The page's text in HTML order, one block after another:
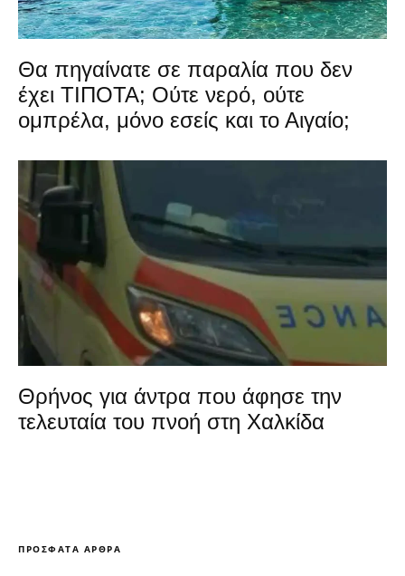
Θα πηγαίνατε σε παραλία που δεν
έχει ΤΙΠΟΤΑ; Ούτε νερό, ούτε
ομπρέλα, μόνο εσείς και το Αιγαίο;
Θρήνος για άντρα που άφησε την
τελευταία του πνοή στη Χαλκίδα
ΠΡΌΣΦΑΤΑ ΆΡΘΡΑ